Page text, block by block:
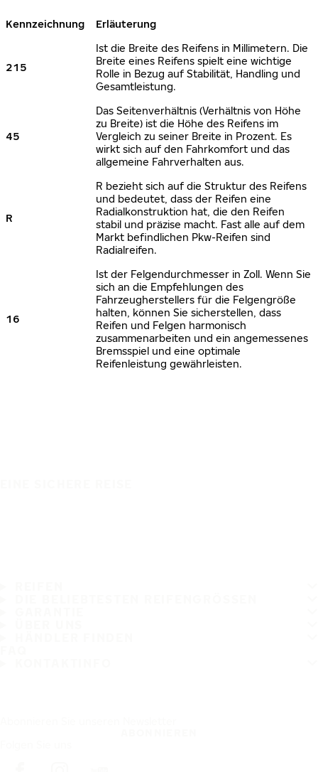
Kennzeichnung Erläuterung
215
Ist die Breite des Reifens in Millimetern. Die
Breite eines Reifens spielt eine wichtige
Rolle in Bezug auf Stabilität, Handling und
Gesamtleistung.
45
Das Seitenverhältnis (Verhältnis von Höhe
zu Breite) ist die Höhe des Reifens im
Vergleich zu seiner Breite in Prozent. Es
wirkt sich auf den Fahrkomfort und das
allgemeine Fahrverhalten aus.
R
R bezieht sich auf die Struktur des Reifens
und bedeutet, dass der Reifen eine
Radialkonstruktion hat, die den Reifen
stabil und präzise macht. Fast alle auf dem
Markt befindlichen Pkw-Reifen sind
Radialreifen.
16
Ist der Felgendurchmesser in Zoll. Wenn Sie
sich an die Empfehlungen des
Fahrzeugherstellers für die Felgengröße
halten, können Sie sicherstellen, dass
Reifen und Felgen harmonisch
zusammenarbeiten und ein angemessenes
Bremsspiel und eine optimale
Reifenleistung gewährleisten.